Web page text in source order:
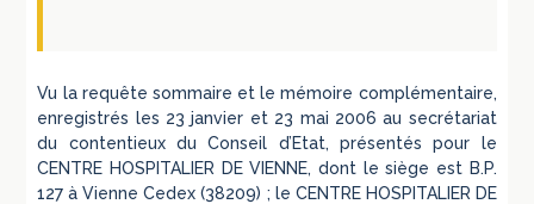
Vu la requête sommaire et le mémoire complémentaire,
enregistrés les 23 janvier et 23 mai 2006 au secrétariat
du contentieux du Conseil d’Etat, présentés pour le
CENTRE HOSPITALIER DE VIENNE, dont le siège est B.P.
127 à Vienne Cedex (38209) ; le CENTRE HOSPITALIER DE